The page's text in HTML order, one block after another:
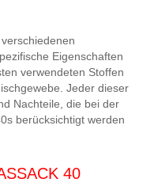
Eigenschaften
verwendeten Stoffen
Jeder dieser
Nachteile, die bei der
berücksichtigt werden
40